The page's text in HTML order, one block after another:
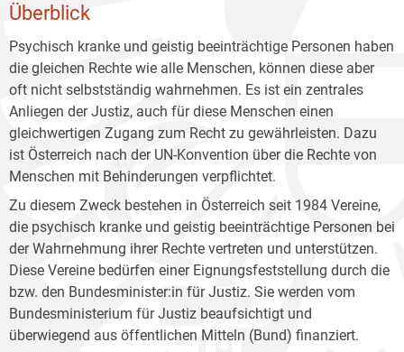
Überblick
Psychisch kranke und geistig beeinträchtige Personen haben
die gleichen Rechte wie alle Menschen, können diese aber
oft nicht selbstständig wahrnehmen. Es ist ein zentrales
Anliegen der Justiz, auch für diese Menschen einen
gleichwertigen Zugang zum Recht zu gewährleisten. Dazu
ist Österreich nach der UN-Konvention über die Rechte von
Menschen mit Behinderungen verpflichtet.
Zu diesem Zweck bestehen in Österreich seit 1984 Vereine,
die psychisch kranke und geistig beeinträchtige Personen bei
der Wahrnehmung ihrer Rechte vertreten und unterstützen.
Diese Vereine bedürfen einer Eignungsfeststellung durch die
bzw. den Bundesminister:in für Justiz. Sie werden vom
Bundesministerium für Justiz beaufsichtigt und
überwiegend aus öffentlichen Mitteln (Bund) finanziert.